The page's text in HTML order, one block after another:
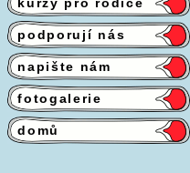
podporují nás
napište nám
fotogalerie
domů